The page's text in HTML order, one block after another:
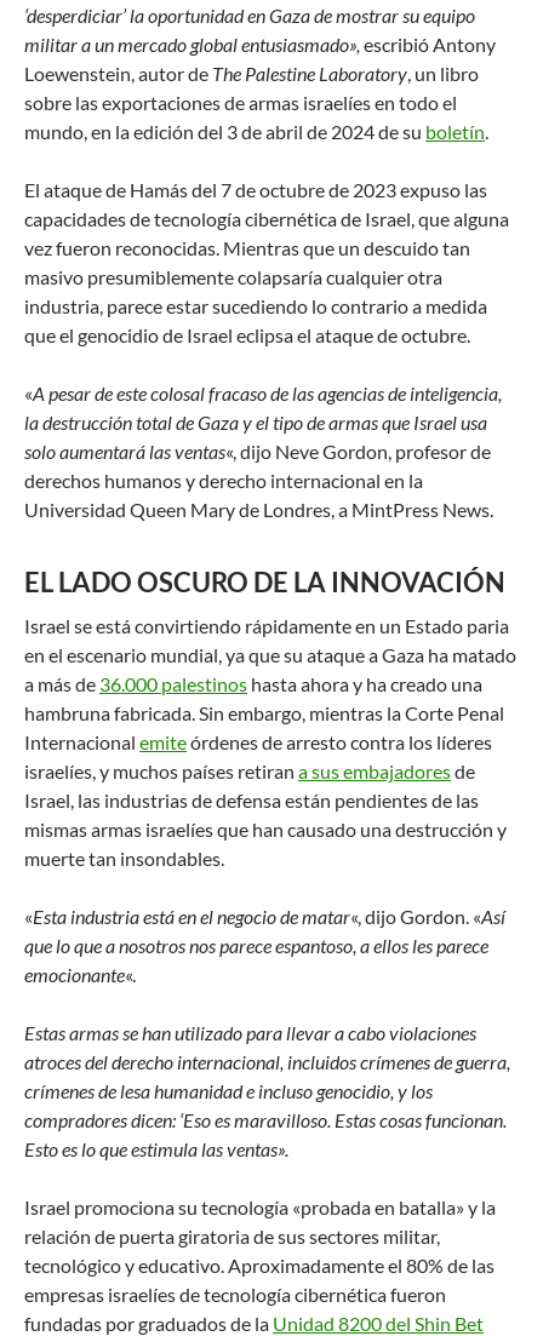
‘desperdiciar’ la oportunidad en Gaza de mostrar su equipo
militar a un mercado global entusiasmado», escribió Antony
Loewenstein, autor de The Palestine Laboratory , un libro
sobre las exportaciones de armas israelíes en todo el
mundo, en la edición del 3 de abril de 2024 de su boletín
El ataque de Hamás del 7 de octubre de 2023 expuso las
capacidades de tecnología cibernética de Israel, que alguna
vez fueron reconocidas. Mientras que un descuido tan
masivo presumiblemente colapsaría cualquier otra
industria, parece estar sucediendo lo contrario a medida
que el genocidio de Israel eclipsa el ataque de octubre.
«A pesar de este colosal fracaso de las agencias de inteligencia,
la destrucción total de Gaza y el tipo de armas que Israel usa
solo aumentará las ventas«, dijo Neve Gordon, profesor de
derechos humanos y derecho internacional en la
Universidad Queen Mary de Londres, a MintPress News.
EL LADO OSCURO DE LA INNOVACIÓN
Israel se está convirtiendo rápidamente en un Estado paria
en el escenario mundial, ya que su ataque a Gaza ha matado
a más de 36.000 palestinos hasta ahora y ha creado una
hambruna fabricada. Sin embargo, mientras la Corte Penal
Internacional emiteórdenes de arresto contra los líderes
israelíes, y muchos países retiran a sus embajadoresde
Israel, las industrias de defensa están pendientes de las
mismas armas israelíes que han causado una destrucción y
muerte tan insondables.
«Esta industria está en el negocio de matar«, dijo Gordon. «Así
que lo que a nosotros nos parece espantoso, a ellos les parece
emocionante«.
Estas armas se han utilizado para llevar a cabo violaciones
atroces del derecho internacional, incluidos crímenes de guerra,
crímenes de lesa humanidad e incluso genocidio, y los
compradores dicen: ‘Eso es maravilloso. Estas cosas funcionan.
Esto es lo que estimula las ventas».
Israel promociona su tecnología «probada en batalla» y la
relación de puerta giratoria de sus sectores militar,
tecnológico y educativo. Aproximadamente el 80% de las
empresas israelíes de tecnología cibernética fueron
fundadas por graduados de la Unidad 8200 del Shin Bet